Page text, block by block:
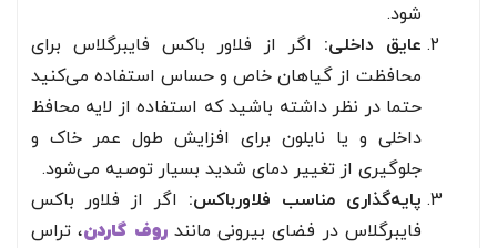
شود.
عایق داخلی: اگر از فلاور باکس فایبرگلاس برای
محافظت از گیاهان خاص و حساس استفاده می‌کنید
حتما در نظر داشته باشید که استفاده از لایه محافظ
داخلی و یا نایلون برای افزایش طول عمر خاک و
جلوگیری از تغییر دمای شدید بسیار توصیه می‌شود.
پایه‌گذاری مناسب فلاورباکس: اگر از فلاور باکس
فایبرگلاس در فضای بیرونی مانندروف گاردن، تراس